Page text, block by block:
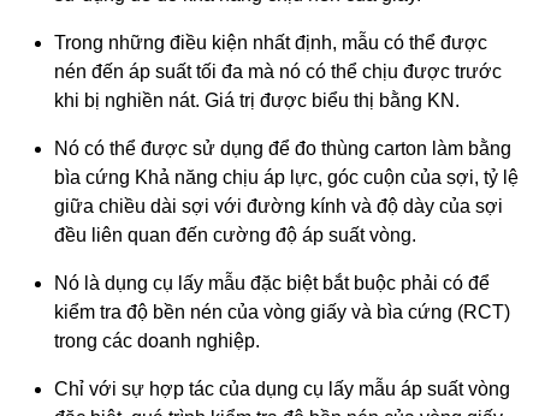
Trong những điều kiện nhất định, mẫu có thể được
nén đến áp suất tối đa mà nó có thể chịu được trước
khi bị nghiền nát. Giá trị được biểu thị bằng KN.
Nó có thể được sử dụng để đo thùng carton làm bằng
bìa cứng Khả năng chịu áp lực, góc cuộn của sợi, tỷ lệ
giữa chiều dài sợi với đường kính và độ dày của sợi
đều liên quan đến cường độ áp suất vòng.
Nó là dụng cụ lấy mẫu đặc biệt bắt buộc phải có để
kiểm tra độ bền nén của vòng giấy và bìa cứng (RCT)
trong các doanh nghiệp.
Chỉ với sự hợp tác của dụng cụ lấy mẫu áp suất vòng